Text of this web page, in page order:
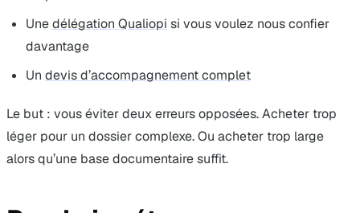
Unedélégation Qualiopi si vous voulez nous confier
davantage
Un devis d’accompagnement complet
Le but : vous éviter deux erreurs opposées. Acheter trop
léger pour un dossier complexe. Ou acheter trop large
alors qu’une base documentaire suffit.